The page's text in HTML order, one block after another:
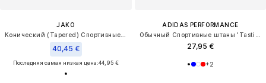
JAKO
40,45 €
Последняя самая низкая цена:44,95 €
ADIDAS PERFORMANCE
27,95 €
+2